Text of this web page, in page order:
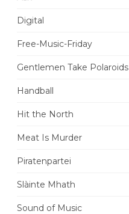
Digital
Free-Music-Friday
Gentlemen Take Polaroids
Handball
Hit the North
Meat Is Murder
Piratenpartei
Slàinte Mhath
Sound of Music